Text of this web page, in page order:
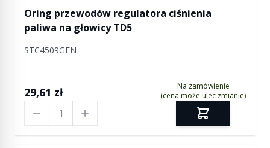
Oring przewodów regulatora ciśnienia
paliwa na głowicy TD5
STC4509GEN
29,61 zł
Na zamówienie
(cena może ulec zmianie)